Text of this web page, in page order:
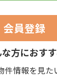
会員登録
な方におす
件情報を見た